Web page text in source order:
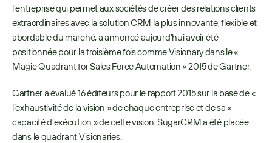
l’entreprise qui permet aux sociétés de créer des relations clients
extraordinaires avec la solution CRM la plus innovante, flexible et
abordable du marché, a annoncé aujourd’hui avoir été
positionnée pour la troisième fois comme Visionary dans le «
Magic Quadrant for Sales Force Automation » 2015 de Gartner.
Gartner a évalué 16 éditeurs pour le rapport 2015 sur la base de «
l’exhaustivité de la vision » de chaque entreprise et de sa «
capacité d’exécution » de cette vision. SugarCRM a été placée
dans le quadrant Visionaries.